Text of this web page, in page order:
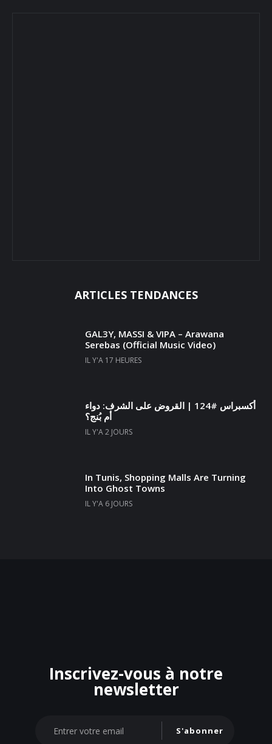
ARTICLES TENDANCES
GAL3Y, MASSI & VIPA – Arawana
Serebas (Official Music Video)
IL Y'A 17 HEURES
أكسبراس #124 | القروض على الشرف: دواء
أم بُنج؟
IL Y'A 2 JOURS
In Tunis, Shopping Malls Are Turning
Into Ghost Towns
IL Y'A 6 JOURS
Inscrivez-vous à notre
newsletter
S'abonner